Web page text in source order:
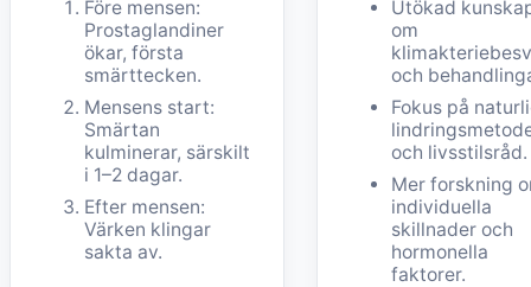
Före mensen:
Prostaglandiner
ökar, första
smärttecken.
Mensens start:
Smärtan
kulminerar, särskilt
i 1–2 dagar.
Efter mensen:
Värken klingar
sakta av.
Utökad
om
och
Fokus på
och livsstilsråd.
Mer forskning
individuella
skillnader och
hormonella
faktorer.